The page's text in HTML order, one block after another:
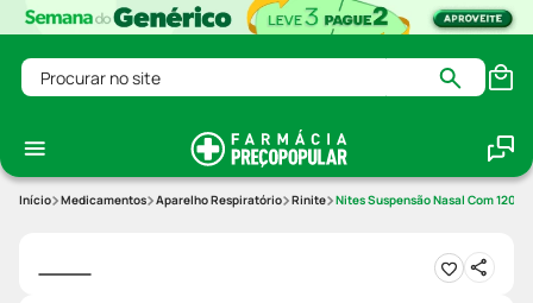
Procurar no site
Medicamentos Aparelho Respiratório Rinite Nites Suspensão Nasal Com 120